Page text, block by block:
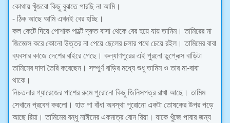
কোথায় খুঁজবো কিছু বুঝতে পারছি না আমি।
- ঠিক আছে আমি এখনই বের হচ্ছি।
কল কেটে দিয়ে পোশাক পাল্টে দ্রুত বাসা থেকে বের হয়ে যায় তামিম। তামিরের মা
জিজ্ঞেস করে কোনো উত্তর না পেয়ে ছেলের চলার পথে চেয়ে রইল। তামিমের বাবা
ব্যবসার কাজে দেশের বাইরে গেছে। কল্যাণপুরের এই পুরনো ডুপ্লেক্স বাড়িটা
তামিমের দাদা তৈরি করেছেন। সম্পুর্ণ বাড়ির মধ্যে শুধু তামিম ও তার মা-বাবা
থাকে।
নিচতলার গ্যারেজের পাশের রুমে পুরোনো কিছু জিনিসপত্র রাখা আছে। তামিম
সেখানে প্রবেশ করলো। হাত পা বাঁধা অবস্থা পুরোনো একটা তোষকের উপর পড়ে
আছে রিয়া। তামিমের বন্ধু নাঈমের একমাত্র বোন রিয়া। যাকে খুঁজে পাবার জন্য